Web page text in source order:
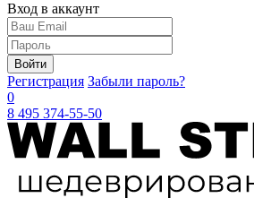
Вход в аккаунт
Войти
Регистрация Забыли пароль?
0
8 495 374-55-50